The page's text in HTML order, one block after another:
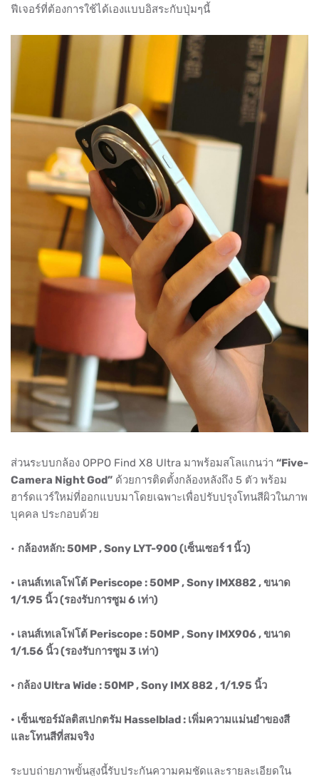
ฟีเจอร์ที่ต้องการใช้ได้เองแบบอิสระกับปุ่มๆนี้
ส่วนระบบกล้อง OPPO Find X8 Ultra มาพร้อมสโลแกนว่า “Five-
Camera Night God” ด้วยการติดตั้งกล้องหลังถึง 5 ตัว พร้อม
ฮาร์ดแวร์ใหม่ที่ออกแบบมาโดยเฉพาะเพื่อปรับปรุงโทนสีผิวในภาพ
บุคคล ประกอบด้วย
• กล้องหลัก: 50MP , Sony LYT-900 (เซ็นเซอร์ 1 นิ้ว)
• เลนส์เทเลโฟโต้ Periscope : 50MP , Sony IMX882 , ขนาด
1/1.95 นิ้ว (รองรับการซูม 6 เท่า)
• เลนส์เทเลโฟโต้ Periscope : 50MP , Sony IMX906 , ขนาด
1/1.56 นิ้ว (รองรับการซูม 3 เท่า)
• กล้อง Ultra Wide : 50MP , Sony IMX 882 , 1/1.95 นิ้ว
• เซ็นเซอร์มัลติสเปกตรัม Hasselblad : เพิ่มความแม่นยำของสี
และโทนสีที่สมจริง
ระบบถ่ายภาพขั้นสูงนี้รับประกันความคมชัดและรายละเอียดใน